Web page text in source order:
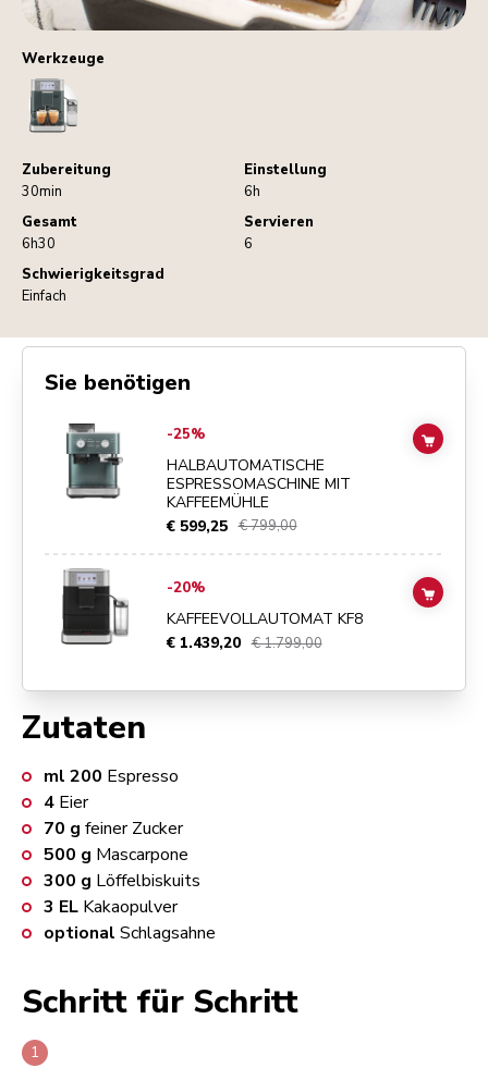
Werkzeuge
CoffeeMachine
Zubereitung
30min
Einstellung
6h
Gesamt
6h30
Servieren
6
Schwierigkeitsgrad
Einfach
Zutaten
ml 200 Espresso
4 Eier
70 g feiner Zucker
500 g Mascarpone
300 g Löffelbiskuits
3 EL Kakaopulver
optional Schlagsahne
Schritt für Schritt
Sie benötigen
Go toHalbautomatische Espressomaschine mit Kaffeemühledetails
-25%
HALBAUTOMATISCHE
ESPRESSOMASCHINE MIT
KAFFEEMÜHLE
€ 599,25 € 799,00
ADD
Go toKaffeevollautomat KF8
-20%
KAFFEEVOLLAUTOMAT KF8
€ 1.439,20 € 1.799,00
ADD